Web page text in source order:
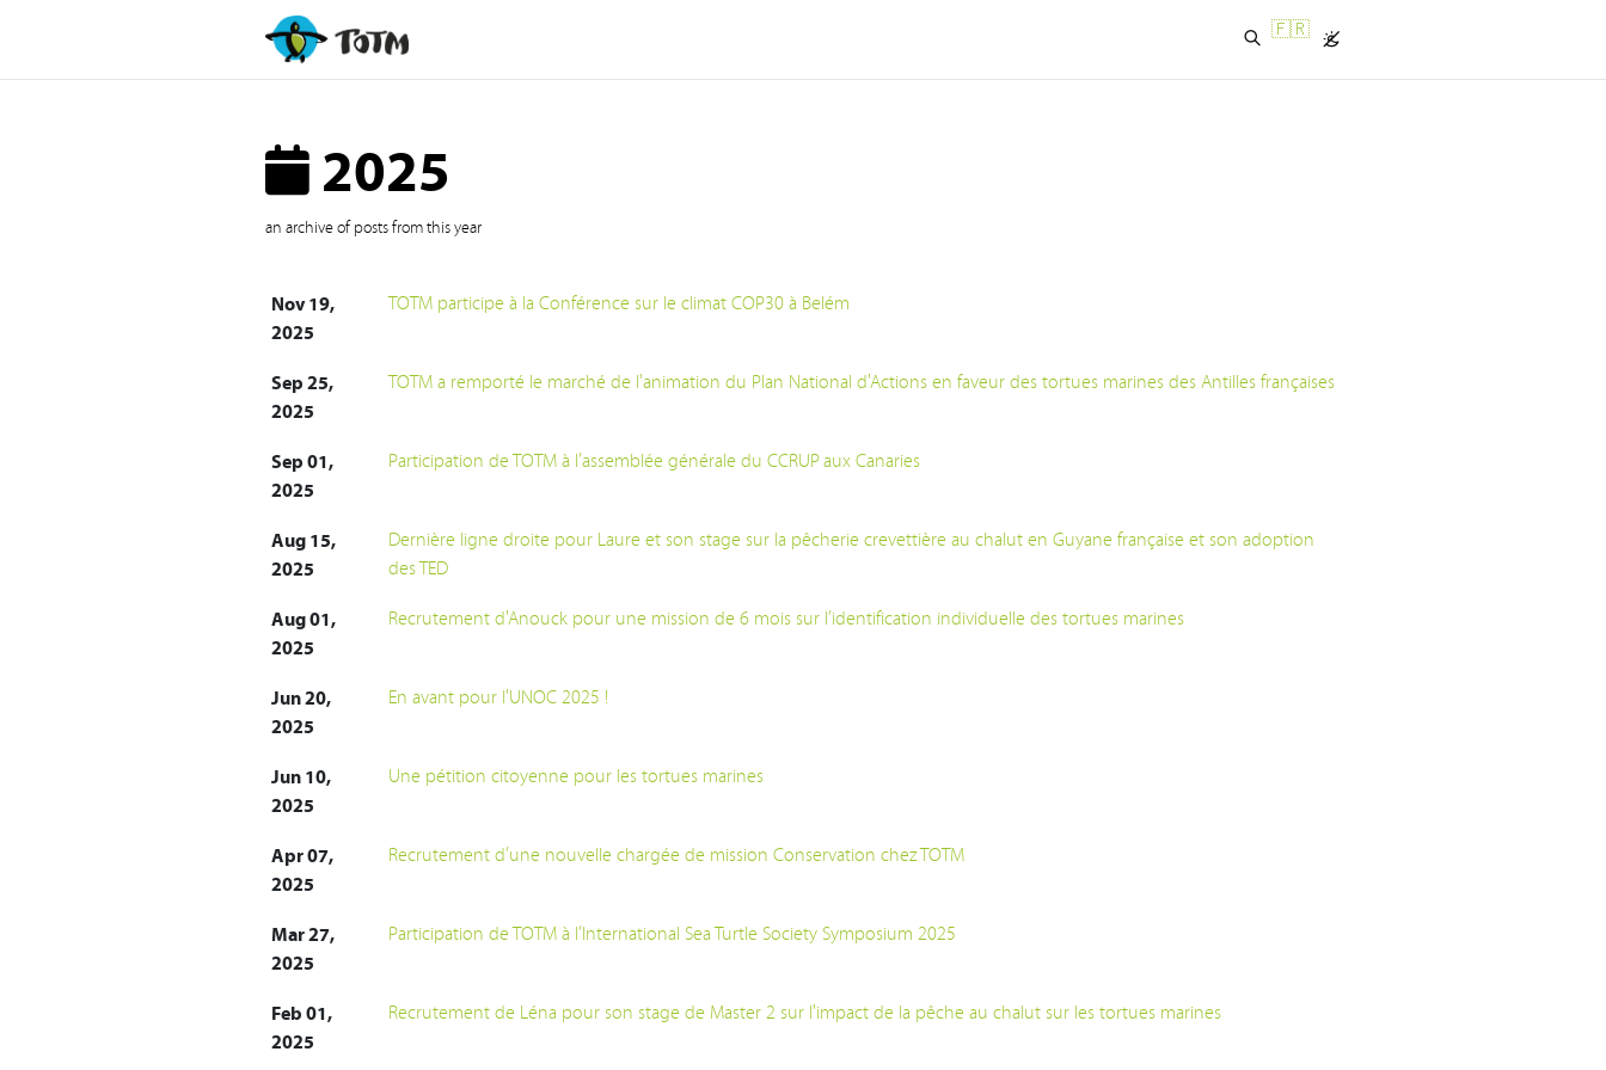
🇫🇷
2025
an archive of posts from this year
Nov 19,
2025
TOTM participe à la Conférence sur le climat COP30 à Belém
Sep 25,
2025
TOTM a remporté le marché de l'animation du Plan National d'Actions en faveur des tortues marines des Antilles françaises
Sep 01,
2025
Participation de TOTM à l’assemblée générale du CCRUP aux Canaries
Aug 15,
2025
Dernière ligne droite pour Laure et son stage sur la pêcherie crevettière au chalut en Guyane française et son adoption
des TED
Aug 01,
2025
Recrutement d'Anouck pour une mission de 6 mois sur l’identification individuelle des tortues marines
Jun 20,
2025
En avant pour l'UNOC 2025 !
Jun 10,
2025
Une pétition citoyenne pour les tortues marines
Apr 07,
2025
Recrutement d’une nouvelle chargée de mission Conservation chez TOTM
Mar 27,
2025
Participation de TOTM à l’International Sea Turtle Society Symposium 2025
Feb 01,
2025
Recrutement de Léna pour son stage de Master 2 sur l'impact de la pêche au chalut sur les tortues marines